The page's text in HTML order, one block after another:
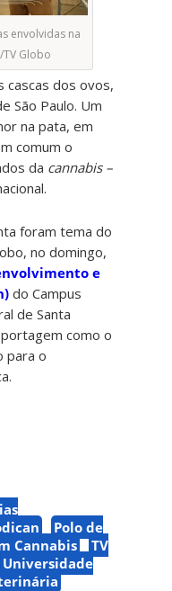
envolvidas na
Globo
cascas dos ovos,
São Paulo. Um
na pata, em
comum o
da cannabis –
foram tema do
no domingo,
e
do Campus
de Santa
como o
para o
Polo de
Cannabis
TV
Universidade